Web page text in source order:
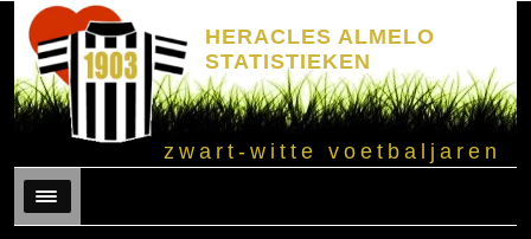
HERACLES ALMELO
STATISTIEKEN
zwart-witte voetbaljaren
Menu